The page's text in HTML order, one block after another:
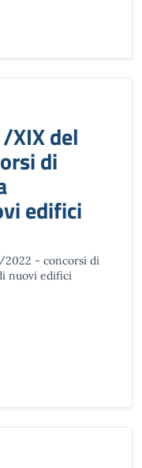
XIX del
di
edifici
2022 - concorsi di
nuovi edifici